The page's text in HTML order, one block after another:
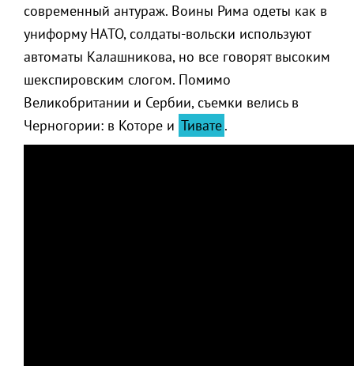
современный антураж. Воины Рима одеты как в
униформу НАТО, солдаты-вольски используют
автоматы Калашникова, но все говорят высоким
шекспировским слогом. Помимо
Великобритании и Сербии, съемки велись в
Черногории: в Которе и Тивате.